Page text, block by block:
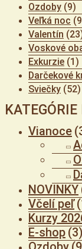
Ozdoby (9)
Veľká noc
Valentín
Voskové
Exkurzie (1)
Darčekové
Sviečky (52)
Vianoce
NOVINKY
Včelí peľ
Kurzy
E-shop (3)